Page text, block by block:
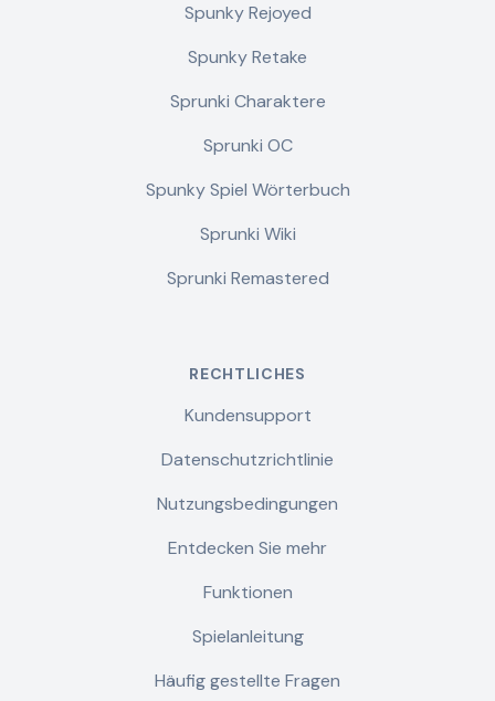
Spunky Rejoyed
Spunky Retake
Sprunki Charaktere
Sprunki OC
Spunky Spiel Wörterbuch
Sprunki Wiki
Sprunki Remastered
RECHTLICHES
Kundensupport
Datenschutzrichtlinie
Nutzungsbedingungen
Entdecken Sie mehr
Funktionen
Spielanleitung
Häufig gestellte Fragen